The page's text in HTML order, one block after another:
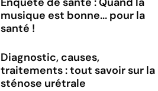
musique est bonne... pour la
santé !
Diagnostic, causes,
traitements : tout savoir sur la
sténose urétrale